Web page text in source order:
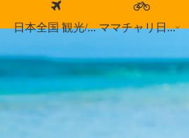
日本全国 観光/食事スポット ママチャリ日本縦断